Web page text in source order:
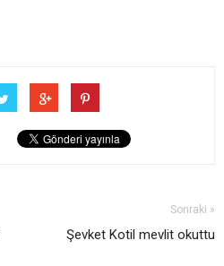
Sonraki »
Şevket Kotil mevlit okuttu